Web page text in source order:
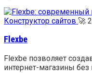
Конструктор сайтов 🚀
Flexbe
Flexbe позволяет
интернет-магазины